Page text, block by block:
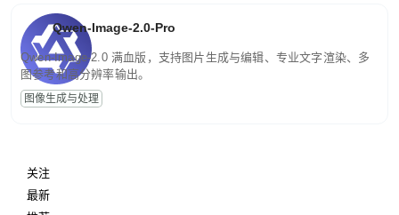
Qwen-Image-2.0-Pro
Qwen-Image-2.0 满血版，支持图片生成与编辑、专业文字渲染、多
图参考和高分辨率输出。
图像生成与处理
关注
最新